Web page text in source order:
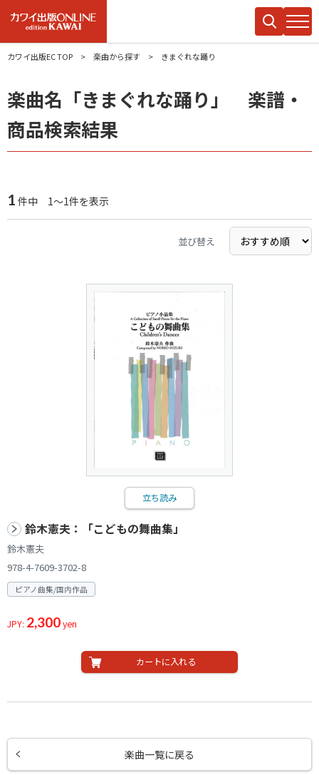
カワイ出版EC TOP 楽曲から探す きまぐれな踊り
楽曲名「きまぐれな踊り」 楽譜・
商品検索結果
1 件中 1～1件を表示
並び替え
立ち読み
鈴木憲夫：「こどもの舞曲集」
鈴木憲夫
978-4-7609-3702-8
ピアノ曲集/国内作品
JPY: 2,300yen
カートに入れる
楽曲一覧に戻る